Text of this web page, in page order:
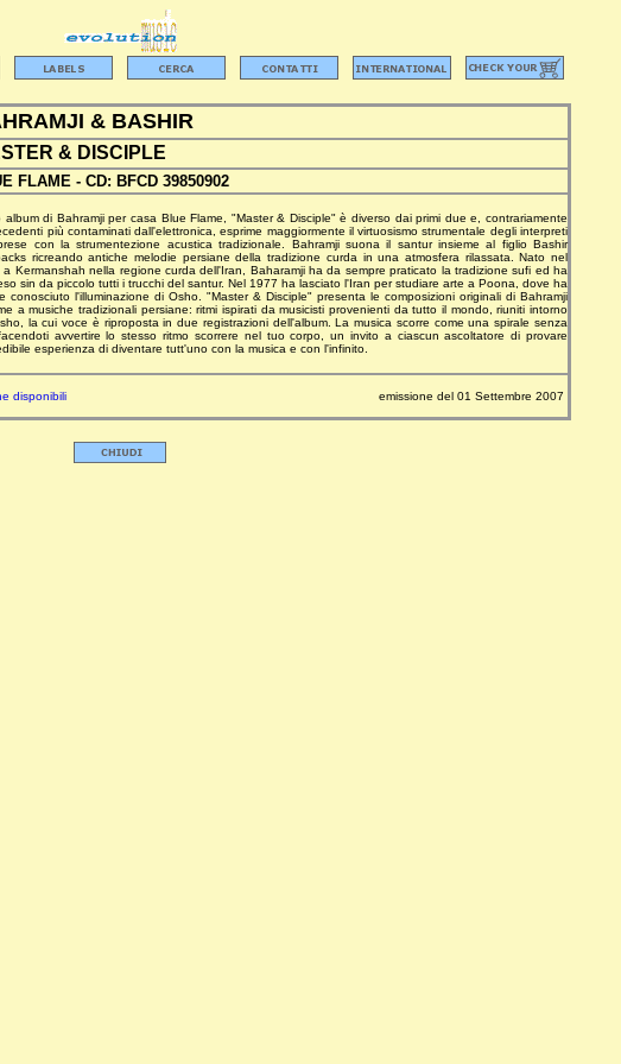
& BASHIR
& DISCIPLE
FLAME - CD: BFCD 39850902
album di Bahramji per casa Blue Flame, "Master & Disciple" è diverso dai primi due e, contrariamente
più contaminati dall'elettronica, esprime maggiormente il virtuosismo strumentale degli interpreti
con la strumentezione acustica tradizionale. Bahramji suona il santur insieme al figlio Bashir
ricreando antiche melodie persiane della tradizione curda in una atmosfera rilassata. Nato nel
a Kermanshah nella regione curda dell'Iran, Baharamji ha da sempre praticato la tradizione sufi ed ha
sin da piccolo tutti i trucchi del santur. Nel 1977 ha lasciato l'Iran per studiare arte a Poona, dove ha
conosciuto l'illuminazione di Osho. "Master & Disciple" presenta le composizioni originali di Bahramji
a musiche tradizionali persiane: ritmi ispirati da musicisti provenienti da tutto il mondo, riuniti intorno
la cui voce è riproposta in due registrazioni dell'album. La musica scorre come una spirale senza
avvertire lo stesso ritmo scorrere nel tuo corpo, un invito a ciascun ascoltatore di provare
esperienza di diventare tutt'uno con la musica e con l'infinito.
disponibili emissione del 01 Settembre 2007